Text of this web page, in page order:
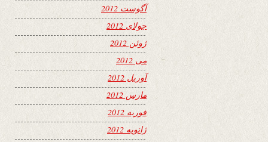
آگوست 2012
جولای 2012
ژوئن 2012
می 2012
آوریل 2012
مارس 2012
فوریه 2012
ژانویه 2012